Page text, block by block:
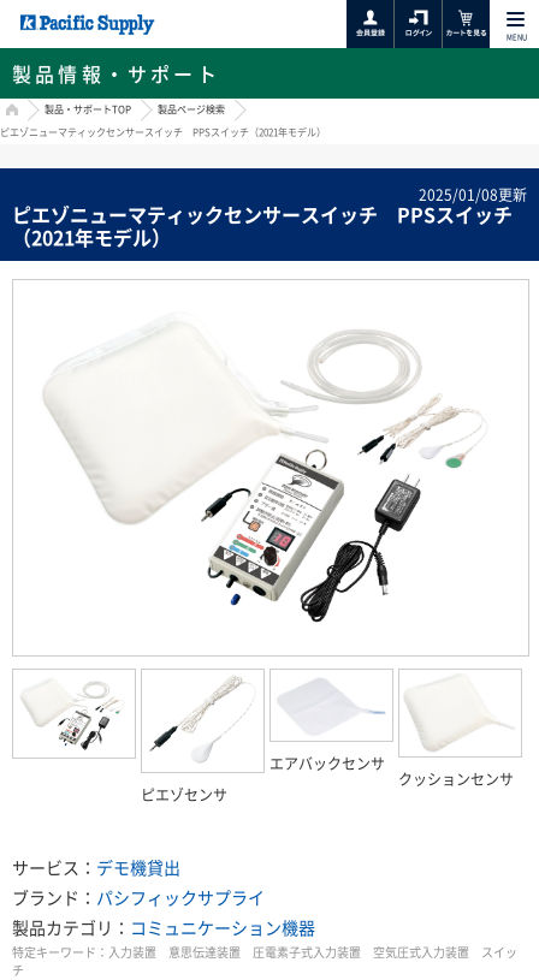
MENU
製品情報・サポート
HOME製品・サポートTOP
製品ページ検索
ピエゾニューマティックセンサースイッチ PPSスイッチ（2021年モデル）
2025/01/08更新
ピエゾニューマティックセンサースイッチ PPSスイッチ
（2021年モデル）
ピエゾセンサ
エアバックセンサ
クッションセンサ
サービス： デモ機貸出
ブランド： パシフィックサプライ
製品カテゴリ： コミュニケーション機器
特定キーワード： 入力装置 意思伝達装置 圧電素子式入力装置 空気圧式入力装置 スイッ
チ